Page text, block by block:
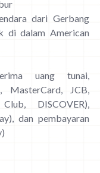
dari Gerbang
di dalam American
uang tunai,
JCB,
DISCOVER),
dan pembayaran